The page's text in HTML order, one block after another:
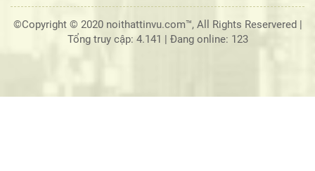
©Copyright © 2020 noithattinvu.com™, All Rights Reservered |
Tổng truy cập: 4.141 | Đang online: 123